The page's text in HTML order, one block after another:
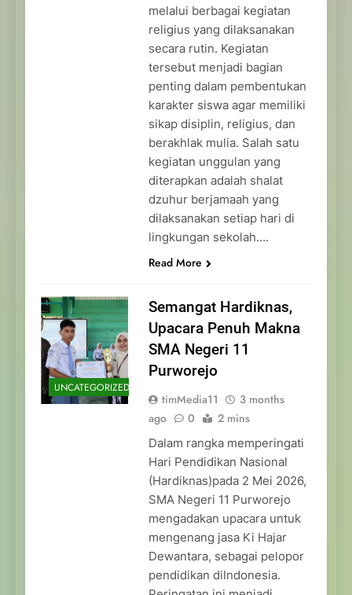
melalui berbagai kegiatan
religius yang dilaksanakan
secara rutin. Kegiatan
tersebut menjadi bagian
penting dalam pembentukan
karakter siswa agar memiliki
sikap disiplin, religius, dan
berakhlak mulia. Salah satu
kegiatan unggulan yang
diterapkan adalah shalat
dzuhur berjamaah yang
dilaksanakan setiap hari di
lingkungan sekolah….
Read More
UNCATEGORIZED
Semangat Hardiknas,
Upacara Penuh Makna
SMA Negeri 11
Purworejo
timMedia11
3 months
ago
0 2 mins
Dalam rangka memperingati
Hari Pendidikan Nasional
(Hardiknas)pada 2 Mei 2026,
SMA Negeri 11 Purworejo
mengadakan upacara untuk
mengenang jasa Ki Hajar
Dewantara, sebagai pelopor
pendidikan diIndonesia.